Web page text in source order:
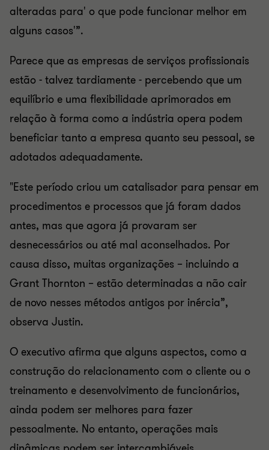
alteradas para' o que pode funcionar melhor em
alguns casos'”.
Parece que as empresas de serviços profissionais
estão - talvez tardiamente - percebendo que um
equilíbrio e uma flexibilidade aprimorados em
relação à forma como a indústria opera podem
beneficiar tanto a empresa quanto seu pessoal, se
adotados adequadamente.
"Este período criou um catalisador para pensar em
procedimentos e processos que já foram dados
antes, mas que agora já provaram ser
desnecessários ou até mal aconselhados. Por
causa disso, muitas organizações – incluindo a
Grant Thornton – estão determinadas a não cair
de novo nesses métodos antigos por inércia”,
observa Justin.
O executivo afirma que alguns aspectos, como a
construção do relacionamento com o cliente ou o
treinamento e desenvolvimento de funcionários,
ainda podem ser melhores para fazer
pessoalmente. No entanto, operações mais